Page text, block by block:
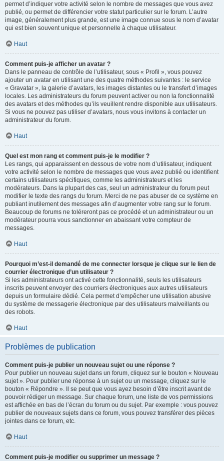
permet d’indiquer votre activité selon le nombre de messages que vous avez
publié, ou permet de différencier votre statut particulier sur le forum. L’autre
image, généralement plus grande, est une image connue sous le nom d’avatar
qui est bien souvent unique et personnelle à chaque utilisateur.
Haut
Comment puis-je afficher un avatar ?
Dans le panneau de contrôle de l’utilisateur, sous « Profil », vous pouvez
ajouter un avatar en utilisant une des quatre méthodes suivantes : le service
« Gravatar », la galerie d’avatars, les images distantes ou le transfert d’images
locales. Les administrateurs du forum peuvent activer ou non la fonctionnalité
des avatars et des méthodes qu’ils veuillent rendre disponible aux utilisateurs.
Si vous ne pouvez pas utiliser d’avatars, nous vous invitons à contacter un
administrateur du forum.
Haut
Quel est mon rang et comment puis-je le modifier ?
Les rangs, qui apparaissent en dessous de votre nom d’utilisateur, indiquent
votre activité selon le nombre de messages que vous avez publié ou identifient
certains utilisateurs spécifiques, comme les administrateurs et les
modérateurs. Dans la plupart des cas, seul un administrateur du forum peut
modifier le texte des rangs du forum. Merci de ne pas abuser de ce système en
publiant inutilement des messages afin d’augmenter votre rang sur le forum.
Beaucoup de forums ne toléreront pas ce procédé et un administrateur ou un
modérateur pourra vous sanctionner en abaissant votre compteur de
messages.
Haut
Pourquoi m’est-il demandé de me connecter lorsque je clique sur le lien de
courrier électronique d’un utilisateur ?
Si les administrateurs ont activé cette fonctionnalité, seuls les utilisateurs
inscrits peuvent envoyer des courriers électroniques aux autres utilisateurs
depuis un formulaire dédié. Cela permet d’empêcher une utilisation abusive
du système de messagerie électronique par des utilisateurs malveillants ou
des robots.
Haut
Problèmes de publication
Comment puis-je publier un nouveau sujet ou une réponse ?
Pour publier un nouveau sujet dans un forum, cliquez sur le bouton « Nouveau
sujet ». Pour publier une réponse à un sujet ou un message, cliquez sur le
bouton « Répondre ». Il se peut que vous ayez besoin d’être inscrit avant de
pouvoir rédiger un message. Sur chaque forum, une liste de vos permissions
est affichée en bas de l’écran du forum ou du sujet. Par exemple : vous pouvez
publier de nouveaux sujets dans ce forum, vous pouvez transférer des pièces
jointes dans ce forum, etc.
Haut
Comment puis-je modifier ou supprimer un message ?